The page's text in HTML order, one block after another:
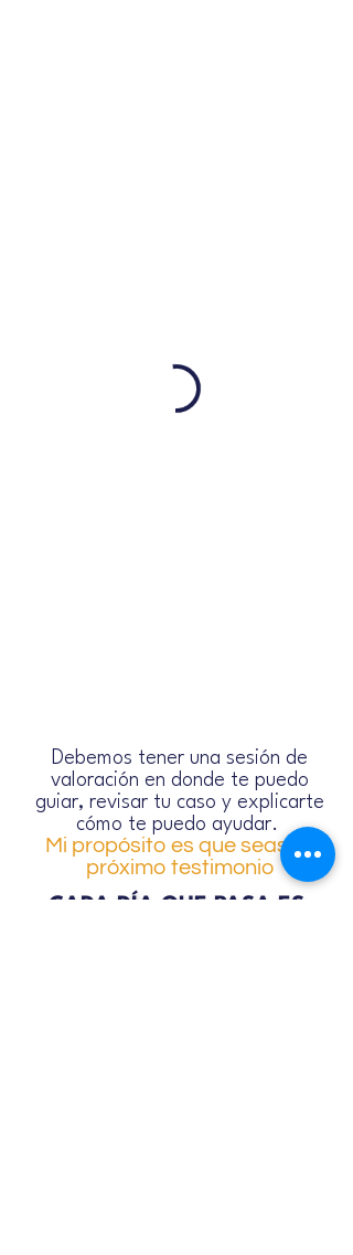
Debemos tener una sesión de
valoración en donde te puedo
guiar, revisar tu caso y explicarte
cómo te puedo ayudar.
Mi propósito es que seas mi
próximo testimonio
CADA DÍA QUE PASA ES